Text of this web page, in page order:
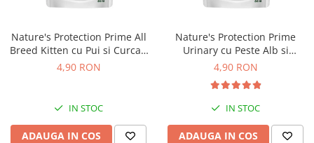
Nature's Protection Prime All
Breed Kitten cu Pui si Curcan
85 Gr
4,90 RON
IN STOC
ADAUGA IN COS
Nature's Protection Prime
Urinary cu Peste Alb si
Merisoare pentru Pisici 85 Gr
4,90 RON
IN STOC
ADAUGA IN COS